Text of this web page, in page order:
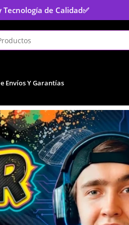
Tecnología de Calidad✅
Envíos Y Garantías